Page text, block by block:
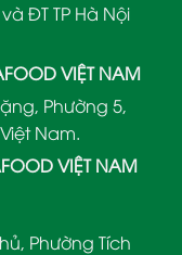
ĐT TP Hà Nội
VIỆT NAM
Phường 5,
Nam.
VIỆT NAM
Phường Tích